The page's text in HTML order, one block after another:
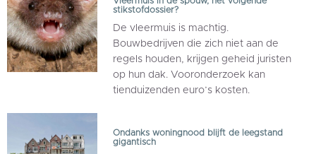
stikstofdossier?
De vleermuis is machtig.
Bouwbedrijven die zich niet aan de
regels houden, krijgen geheid juristen
op hun dak. Vooronderzoek kan
tienduizenden euro’s kosten.
Ondanks woningnood blijft de leegstand
gigantisch